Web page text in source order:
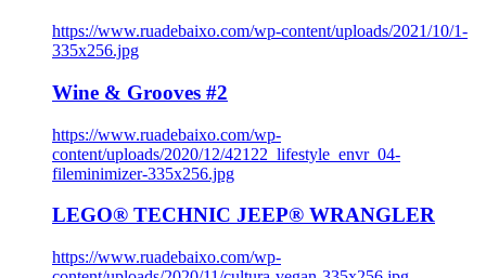
https://www.ruadebaixo.com/wp-content/uploads/2021/10/1-
335x256.jpg
Wine & Grooves #2
https://www.ruadebaixo.com/wp-
content/uploads/2020/12/42122_lifestyle_envr_04-
fileminimizer-335x256.jpg
LEGO® TECHNIC JEEP® WRANGLER
https://www.ruadebaixo.com/wp-